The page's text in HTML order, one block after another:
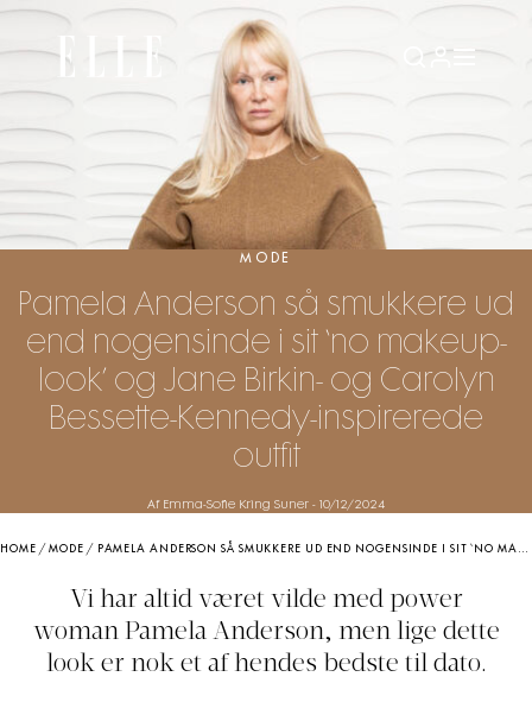
MODE
Pamela Anderson så smukkere ud
end nogensinde i sit ‘no makeup-
look’ og Jane Birkin- og Carolyn
Bessette-Kennedy-inspirerede
outfit
Af Emma-Sofie Kring Suner- 10/12/2024
HOME /MODE / PAMELA ANDERSON SÅ SMUKKERE UD END NOGENSINDE I SIT ‘NO MAKEUP-LOOK’ OG JANE BIRKIN- OG CAROLYN BESSETTE-KENNEDY-INSPIREREDE OUTFIT
Vi har altid været vilde med power
woman Pamela Anderson, men lige dette
look er nok et af hendes bedste til dato.